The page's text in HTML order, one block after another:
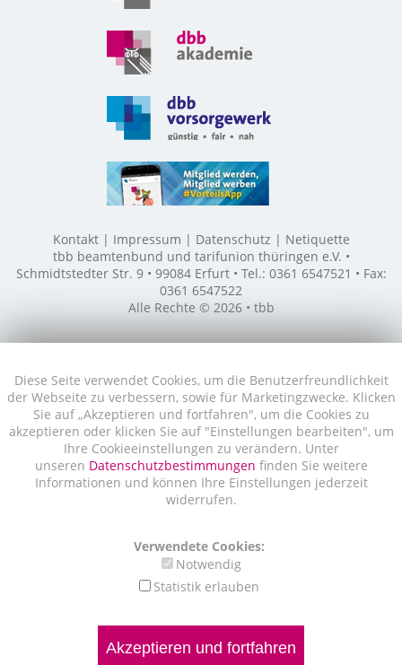
Diese Seite verwendet Cookies, um die Benutzerfreundlichkeit
der Webseite zu verbessern, sowie für Marketingzwecke. Klicken
Sie auf „Akzeptieren und fortfahren", um die Cookies zu
akzeptieren oder klicken Sie auf "Einstellungen bearbeiten", um
Ihre Cookieeinstellungen zu verändern. Unter
unseren Datenschutzbestimmungen finden Sie weitere
Informationen und können Ihre Einstellungen jederzeit
widerrufen.
Verwendete Cookies:
Notwendig
Statistik erlauben
Akzeptieren und fortfahren
Kontakt Impressum Datenschutz
Netiquette
tbb beamtenbund und tarifunion thüringen e.V. •
Schmidtstedter Str. 9 • 99084 Erfurt • Tel.: 0361 6547521 • Fax:
0361 6547522
Alle Rechte © 2026 • tbb